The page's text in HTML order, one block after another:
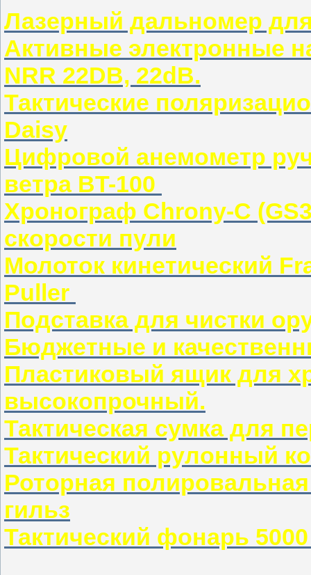
Лазерный дальномер
Активные электронные
NRR 22DB, 22dB.
Тактические
Daisy
Цифровой анемометр
ветра BT-100
Хронограф Chrony-C
скорости пули
Молоток кинетический
Puller
Подставка для чистки
Бюджетные и
Пластиковый ящик для
высокопрочный.
Тактическая сумка для
Тактический рулонный
Роторная
гильз
Тактический фонарь